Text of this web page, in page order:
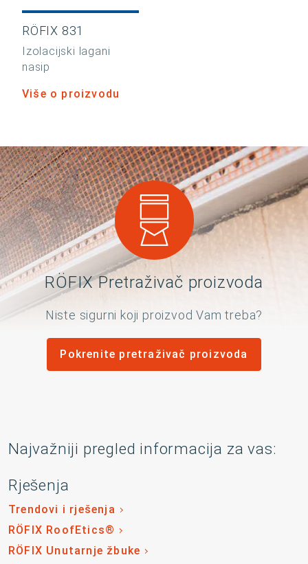
RÖFIX 831
Izolacijski lagani
nasip
Više o proizvodu
RÖFIX Pretraživač proizvoda
Niste sigurni koji proizvod Vam treba?
Pokrenite pretraživač proizvoda
Najvažniji pregled informacija za vas:
Rješenja
Trendovi i rješenja
RÖFIX RoofEtics®
RÖFIX Unutarnje žbuke